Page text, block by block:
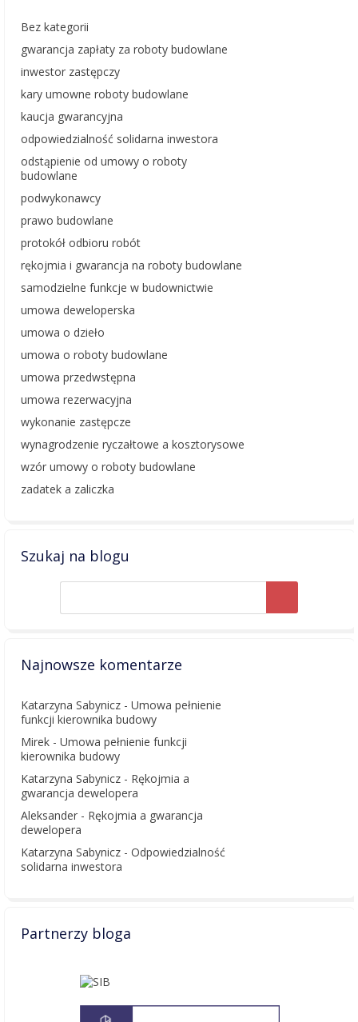
Bez kategorii
gwarancja zapłaty za roboty budowlane
inwestor zastępczy
kary umowne roboty budowlane
kaucja gwarancyjna
odpowiedzialność solidarna inwestora
odstąpienie od umowy o roboty
budowlane
podwykonawcy
prawo budowlane
protokół odbioru robót
rękojmia i gwarancja na roboty budowlane
samodzielne funkcje w budownictwie
umowa deweloperska
umowa o dzieło
umowa o roboty budowlane
umowa przedwstępna
umowa rezerwacyjna
wykonanie zastępcze
wynagrodzenie ryczałtowe a kosztorysowe
wzór umowy o roboty budowlane
zadatek a zaliczka
Szukaj na blogu
Najnowsze komentarze
Katarzyna Sabynicz - Umowa pełnienie
funkcji kierownika budowy
Mirek - Umowa pełnienie funkcji
kierownika budowy
Katarzyna Sabynicz - Rękojmia a
gwarancja dewelopera
Aleksander - Rękojmia a gwarancja
dewelopera
Katarzyna Sabynicz - Odpowiedzialność
solidarna inwestora
Partnerzy bloga